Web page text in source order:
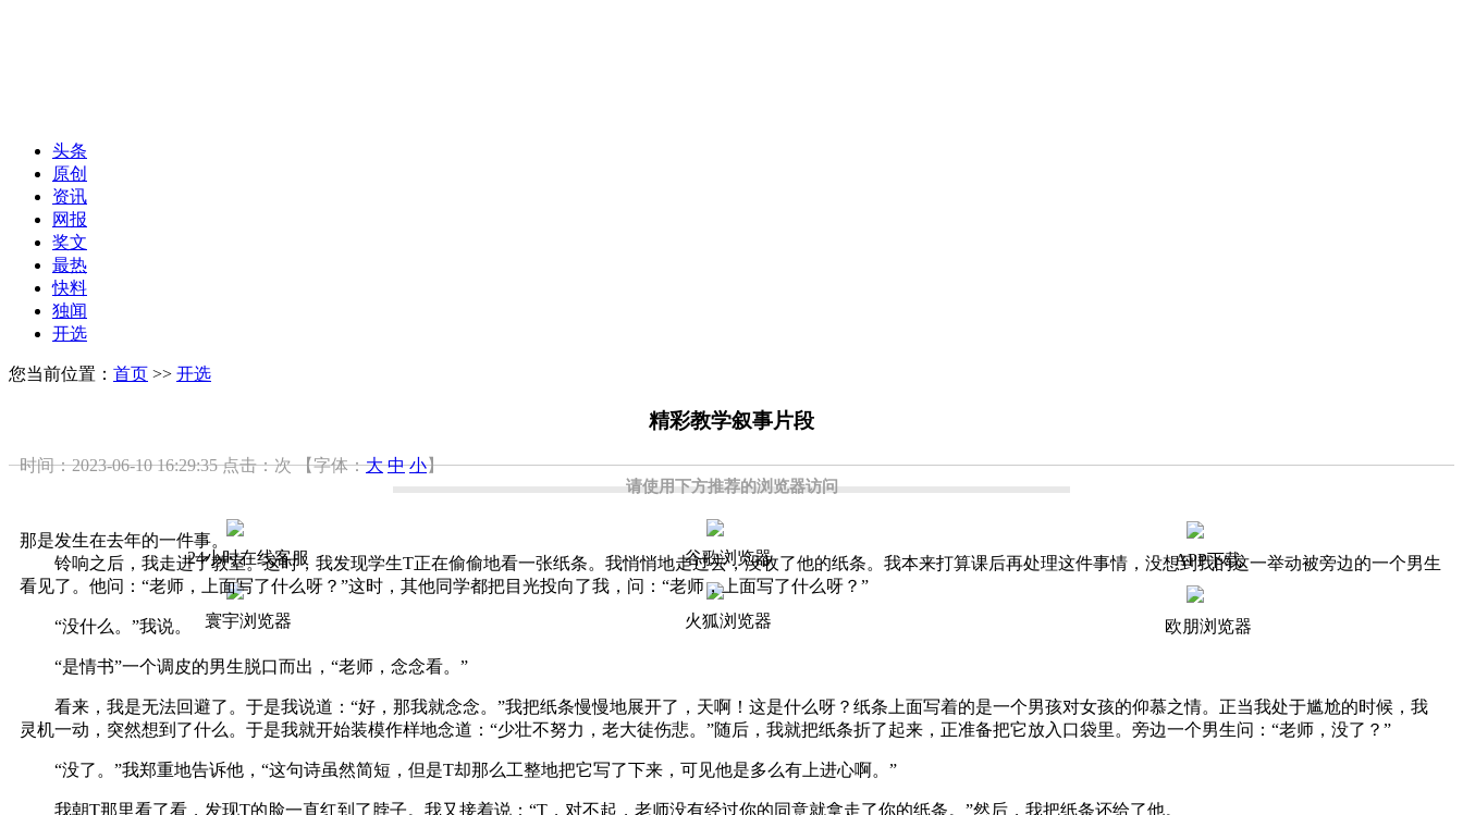
请使用下方推荐的浏览器访问
24小时在线客服 谷歌浏览器 APP下载
寰宇浏览器 火狐浏览器 欧朋浏览器
头条
原创
资讯
网报
奖文
最热
快料
独闻
开选
您当前位置： 首页 >> 开选
精彩教学叙事片段
时间：2023-06-10 16:29:35点击：次 【字体：大 中 小】
那是发生在去年的一件事。
铃响之后，我走进了教室。这时，我发现学生T正在偷偷地看一张纸条。我悄悄地走过去，没收了他的纸条。我本来打算课后再处理这件事情，没想到我的这一举动被旁边的一个男生
看见了。他问：“老师，上面写了什么呀？”这时，其他同学都把目光投向了我，问：“老师，上面写了什么呀？”
“没什么。”我说。
“是情书”一个调皮的男生脱口而出，“老师，念念看。”
看来，我是无法回避了。于是我说道：“好，那我就念念。”我把纸条慢慢地展开了，天啊！这是什么呀？纸条上面写着的是一个男孩对女孩的仰慕之情。正当我处于尴尬的时候，我
灵机一动，突然想到了什么。于是我就开始装模作样地念道：“少壮不努力，老大徒伤悲。”随后，我就把纸条折了起来，正准备把它放入口袋里。旁边一个男生问：“老师，没了？”
“没了。”我郑重地告诉他，“这句诗虽然简短，但是T却那么工整地把它写了下来，可见他是多么有上进心啊。”
我朝T那里看了看，发现T的脸一直红到了脖子。我又接着说：“T，对不起，老师没有经过你的同意就拿走了你的纸条。”然后，我把纸条还给了他。